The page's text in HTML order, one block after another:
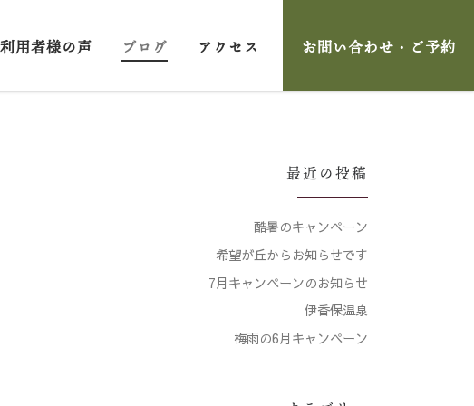
利用者様の声 ブログ アクセス お問い合わせ・ご予約
最近の投稿
酷暑のキャンペーン
希望が丘からお知らせです
7月キャンペーンのお知らせ
伊香保温泉
梅雨の6月キャンペーン